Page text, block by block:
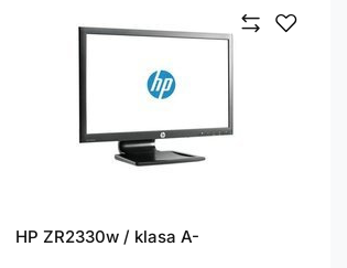
HP ZR2330w / klasa A-